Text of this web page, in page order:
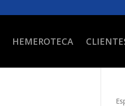
HEMEROTECA